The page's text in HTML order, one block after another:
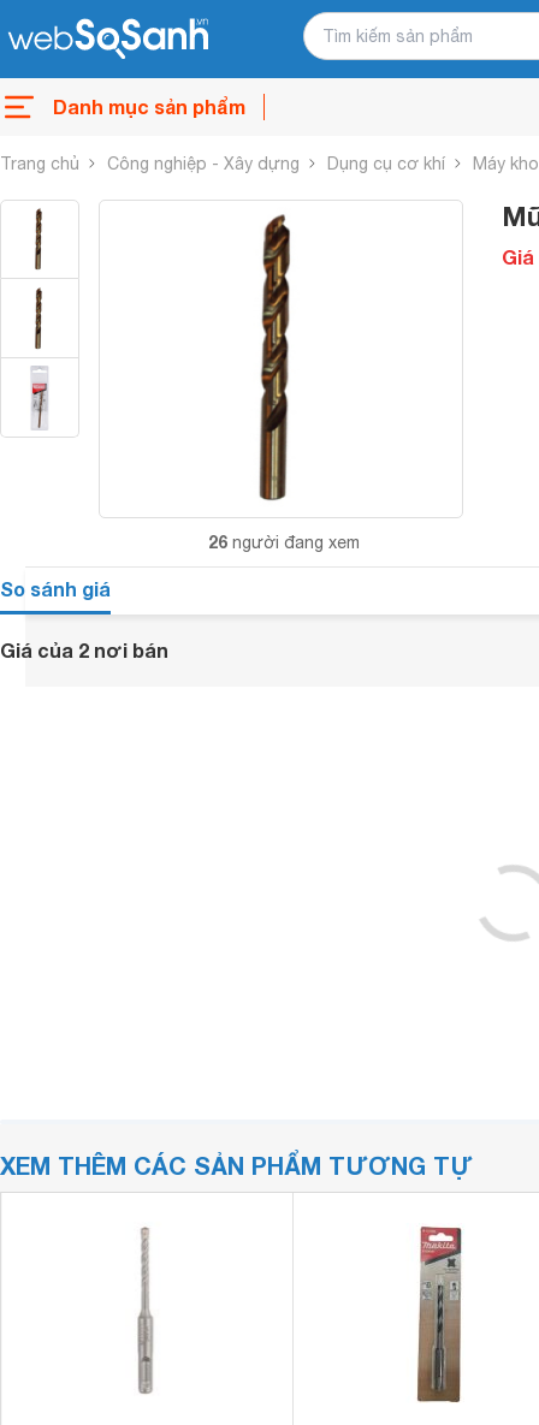
Danh mục sản phẩm
Trang chủ Công nghiệp - Xây dựng Dụng cụ cơ khí Máy
26 người đang xem
So sánh giá
Giá của 2 nơi bán
XEM THÊM CÁC SẢN PHẨM TƯƠNG TỰ